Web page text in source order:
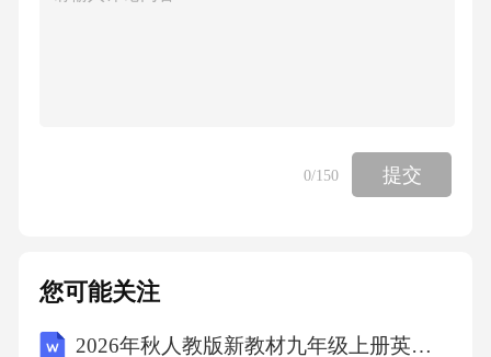
10kV高压负荷开关是一种功能介于高压断路器
通断一定的负荷电流和过负荷电流，但是它不
0/150 提交
您可能关注
2026年秋人教版新教材九年级上册英语Unit 7单元测试A卷（含答案）